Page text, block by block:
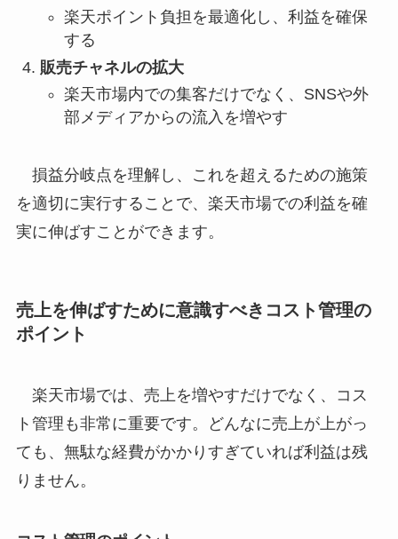
楽天ポイント負担を最適化し、利益を確保
する
販売チャネルの拡大
楽天市場内での集客だけでなく、SNSや外
部メディアからの流入を増やす
損益分岐点を理解し、これを超えるための施策
を適切に実行することで、楽天市場での利益を確
実に伸ばすことができます。
売上を伸ばすために意識すべきコスト管理の
ポイント
楽天市場では、売上を増やすだけでなく、コス
ト管理も非常に重要です。どんなに売上が上がっ
ても、無駄な経費がかかりすぎていれば利益は残
りません。